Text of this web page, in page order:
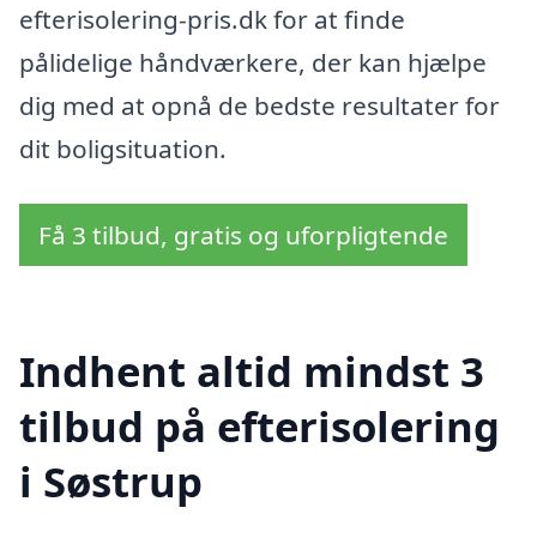
efterisolering-pris.dk for at finde
pålidelige håndværkere, der kan hjælpe
dig med at opnå de bedste resultater for
dit boligsituation.
Få 3 tilbud, gratis og uforpligtende
Indhent altid mindst 3
tilbud på efterisolering
i Søstrup